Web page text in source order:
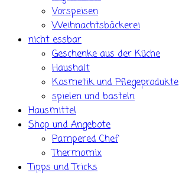
Vorspeisen
Weihnachtsbäckerei
nicht essbar
Geschenke aus der Küche
Haushalt
Kosmetik und Pflegeprodukte
spielen und basteln
Hausmittel
Shop und Angebote
Pampered Chef
Thermomix
Tipps und Tricks